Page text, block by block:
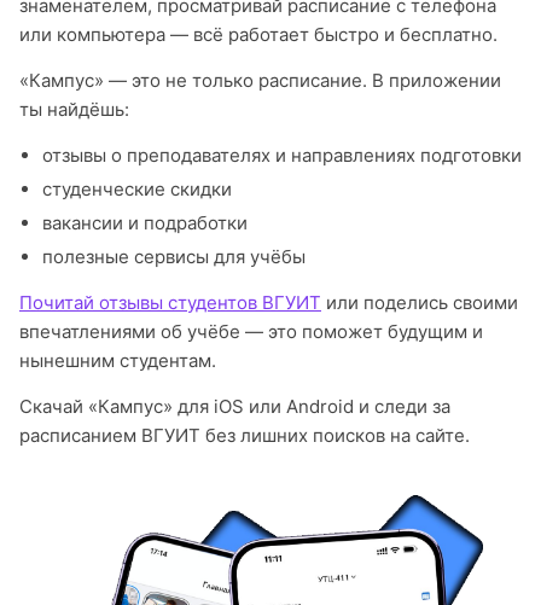
знаменателем, просматривай расписание с телефона
или компьютера — всё работает быстро и бесплатно.
«Кампус» — это не только расписание. В приложении
ты найдёшь:
отзывы о преподавателях и направлениях подготовки
студенческие скидки
вакансии и подработки
полезные сервисы для учёбы
Почитай отзывы студентов ВГУИТ или поделись своими
впечатлениями об учёбе — это поможет будущим и
нынешним студентам.
Скачай «Кампус» для iOS или Android и следи за
расписанием ВГУИТ без лишних поисков на сайте.